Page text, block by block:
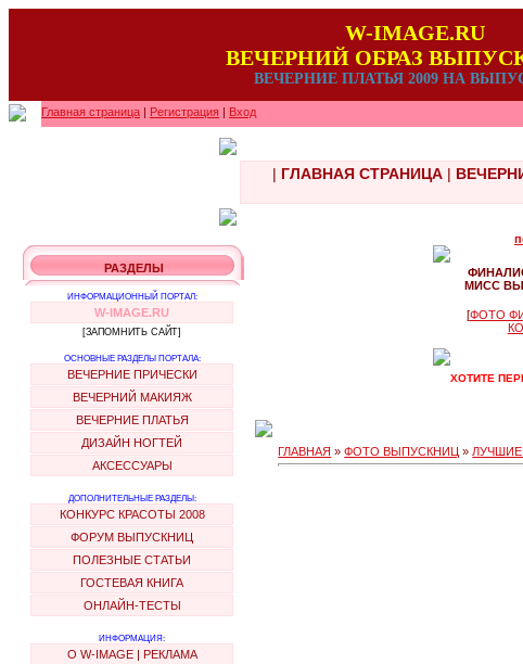
W-IMAGE.RU
ВЕЧЕРНИЙ ОБРАЗ
ВЕЧЕРНИЕ ПЛАТЬЯ 2009 НА
Главная страница | Регистрация | Вход
| ГЛАВНАЯ СТРАНИЦА|
РАЗДЕЛЫ
ИНФОРМАЦИОННЫЙ ПОРТАЛ:
W-IMAGE.RU
[ЗАПОМНИТЬ САЙТ]
ОСНОВНЫЕ РАЗДЕЛЫ ПОРТАЛА:
ВЕЧЕРНИЕ ПРИЧЕСКИ
ВЕЧЕРНИЙ МАКИЯЖ
ВЕЧЕРНИЕ ПЛАТЬЯ
ДИЗАЙН НОГТЕЙ
АКСЕССУАРЫ
ДОПОЛНИТЕЛЬНЫЕ РАЗДЕЛЫ:
КОНКУРС КРАСОТЫ 2008
ФОРУМ ВЫПУСКНИЦ
ПОЛЕЗНЫЕ СТАТЬИ
ГОСТЕВАЯ КНИГА
ОНЛАЙН-ТЕСТЫ
ИНФОРМАЦИЯ:
О W-IMAGE| РЕКЛАМА
МИСС
[ФОТО
ХОТИТЕ
ГЛАВНАЯ »ФОТО ВЫПУСКНИЦ »